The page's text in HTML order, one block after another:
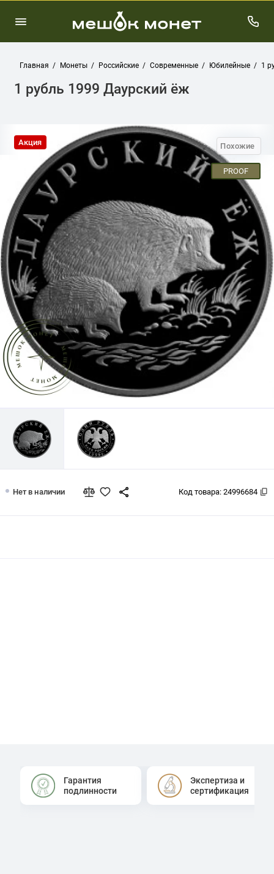
Главная Монеты Российские Современные Юбилейные 1
1 рубль 1999 Даурский ёж
Похожие
PROOF
Акция
Нет в наличии Код товара: 24996684
Гарантия
подлинности
Экспертиза и
сертификация